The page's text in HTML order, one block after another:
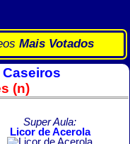
Mais Votados
(n)
Super Aula:
Licor de Acerola